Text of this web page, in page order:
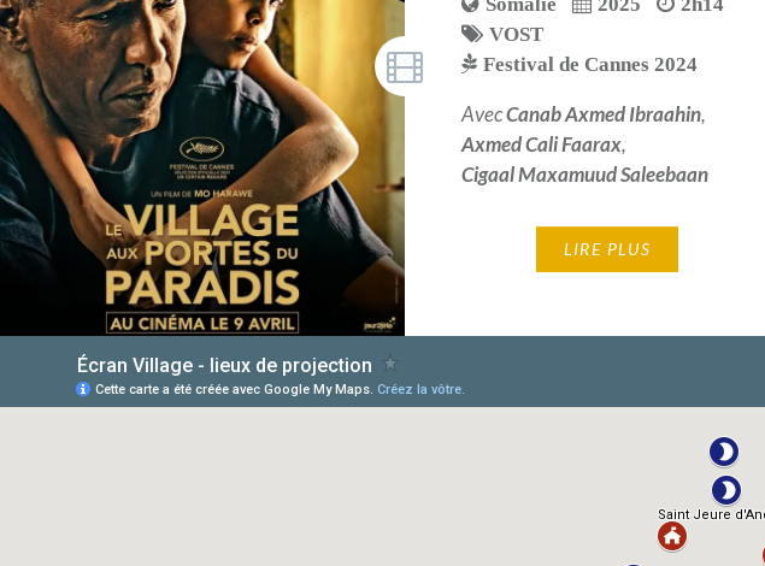
VOST
Festival de Cannes 2024
AvecCanab Axmed Ibraahin,
Axmed Cali Faarax,
Cigaal Maxamuud Saleebaan
LIRE PLUS